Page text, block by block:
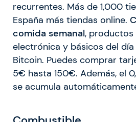
recurrentes. Más de 1,000
España más tiendas online.
comida semanal, productos
electrónica y básicos del
Bitcoin. Puedes comprar
5€ hasta 150€. Además, el
se acumula